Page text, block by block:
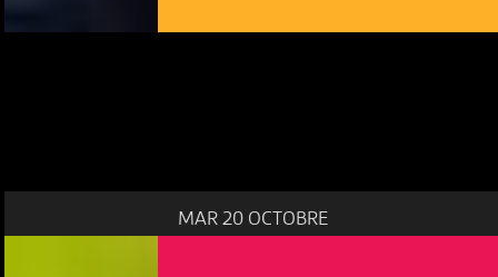
MAR 20 OCTOBRE